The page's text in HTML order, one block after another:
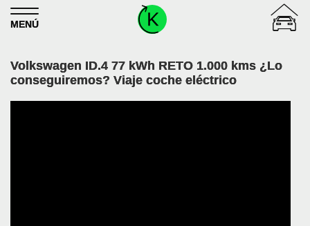
Skip to content
MENÚ
Volkswagen ID.4 77 kWh RETO 1.000 kms ¿Lo
conseguiremos? Viaje coche eléctrico